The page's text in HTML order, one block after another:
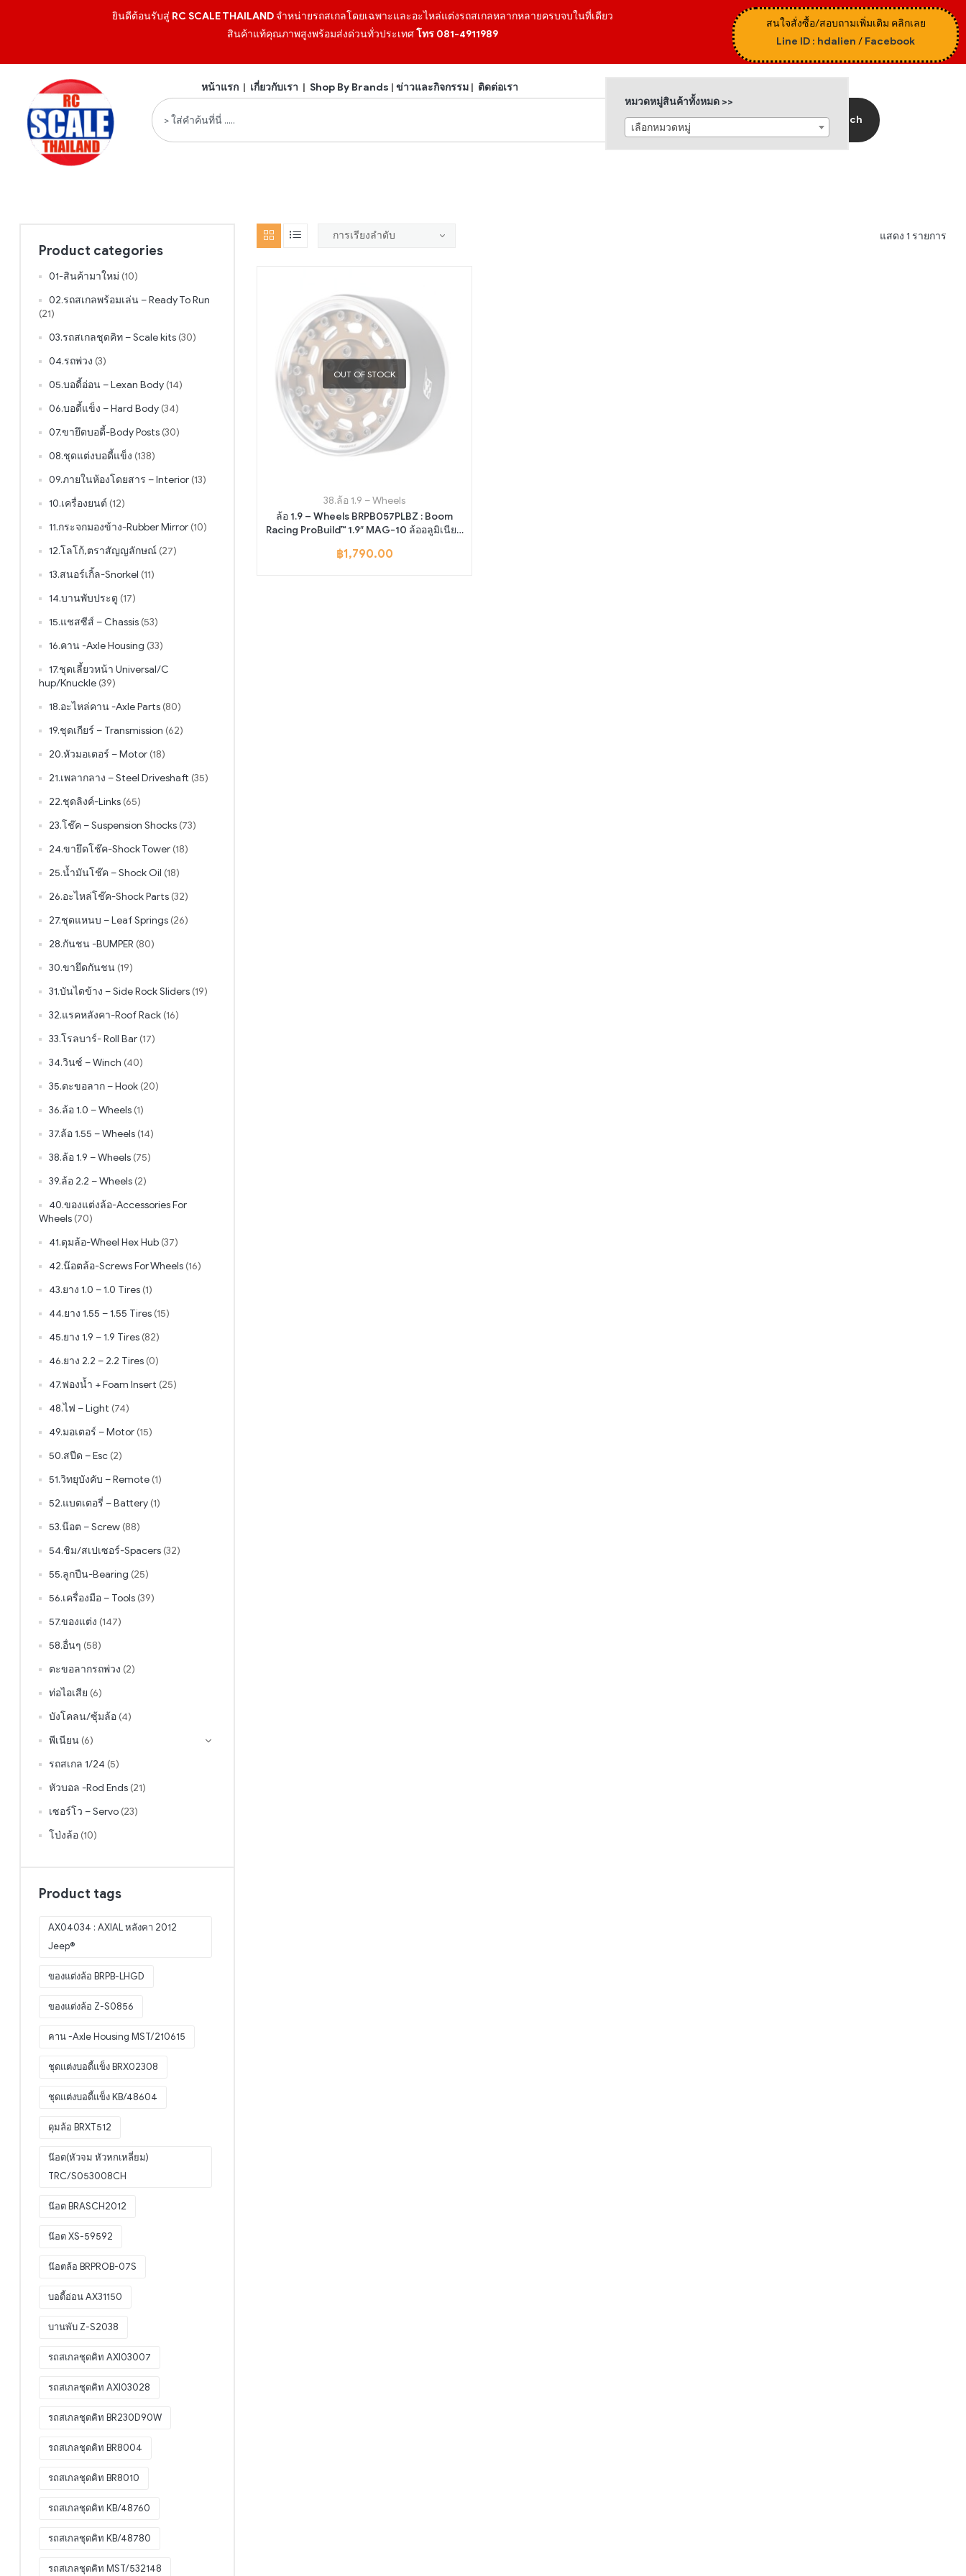
ยินดีต้อนรับสู่ RC SCALE THAILANDจำหน่ายรถสเกลโดยเฉพาะและอะไหล่แต่งรถสเกลหลากหลายครบจบในที่เดียว
สินค้าแท้คุณภาพสูงพร้อมส่งด่วนทั่วประเทศโทร 081-4911989
สนใจสั่งซื้อ/สอบถามเพิ่มเติม คลิกเลย
Line ID : hdalien / Facebook
หน้าแรก| เกี่ยวกับเรา | Shop By Brands | ข่าวและกิจกรรม| ติดต่อเรา
Search
หมวดหมู่สินค้าทั้งหมด >>
เลือกหมวดหมู่
แสดง 1 รายการ
OUT OF STOCK
38.ล้อ 1.9 – Wheels
ล้อ 1.9 – Wheels BRPB057PLBZ : Boom
Racing ProBuild™ 1.9″ MAG-10 ล้ออลูมิเนียม
฿1,790.00
Product categories
01-สินค้ามาใหม่ (10)
02.รถสเกลพร้อมเล่น – Ready To Run
(21)
03.รถสเกลชุดคิท – Scale kits (30)
04.รถพ่วง (3)
05.บอดี้อ่อน – Lexan Body (14)
06.บอดี้แข็ง – Hard Body (34)
07.ขายึดบอดี้-Body Posts (30)
08.ชุดแต่งบอดี้แข็ง (138)
09.ภายในห้องโดยสาร – Interior (13)
10.เครื่องยนต์ (12)
11.กระจกมองข้าง-Rubber Mirror (10)
12.โลโก้,ตราสัญญลักษณ์ (27)
13.สนอร์เกิ้ล-Snorkel (11)
14.บานพับประตู (17)
15.แชสซีส์ – Chassis (53)
16.คาน -Axle Housing (33)
17.ชุดเลี้ยวหน้า Universal/C
hup/Knuckle (39)
18.อะไหล่คาน -Axle Parts (80)
19.ชุดเกียร์ – Transmission (62)
20.หัวมอเตอร์ – Motor (18)
21.เพลากลาง – Steel Driveshaft (35)
22.ชุดลิงค์-Links (65)
23.โช๊ค – Suspension Shocks (73)
24.ขายึดโช๊ค-Shock Tower (18)
25.น้ำมันโช๊ค – Shock Oil (18)
26.อะไหล่โช๊ค-Shock Parts (32)
27.ชุดแหนบ – Leaf Springs (26)
28.กันชน -BUMPER (80)
30.ขายึดกันชน (19)
31.บันไดข้าง – Side Rock Sliders (19)
32.แรคหลังคา-Roof Rack (16)
33.โรลบาร์- Roll Bar (17)
34.วินซ์ – Winch (40)
35.ตะขอลาก – Hook (20)
36.ล้อ 1.0 – Wheels (1)
37.ล้อ 1.55 – Wheels (14)
38.ล้อ 1.9 – Wheels (75)
39.ล้อ 2.2 – Wheels (2)
40.ของแต่งล้อ-Accessories For
Wheels (70)
41.ดุมล้อ-Wheel Hex Hub (37)
42.น๊อตล้อ-Screws For Wheels (16)
43.ยาง 1.0 – 1.0 Tires (1)
44.ยาง 1.55 – 1.55 Tires (15)
45.ยาง 1.9 – 1.9 Tires (82)
46.ยาง 2.2 – 2.2 Tires (0)
47.ฟองน้ำ + Foam Insert (25)
48.ไฟ – Light (74)
49.มอเตอร์ – Motor (15)
50.สปีด – Esc (2)
51.วิทยุบังคับ – Remote (1)
52.แบตเตอรี่ – Battery (1)
53.น๊อต – Screw (88)
54.ชิม/สเปเซอร์-Spacers (32)
55.ลูกปืน-Bearing (25)
56.เครื่องมือ – Tools (39)
57.ของแต่ง (147)
58.อื่นๆ (58)
ตะขอลากรถพ่วง (2)
ท่อไอเสีย (6)
บังโคลน/ซุ้มล้อ (4)
พีเนียน (6)
รถสเกล 1/24 (5)
หัวบอล -Rod Ends (21)
เซอร์โว – Servo (23)
โป่งล้อ (10)
Product tags
AX04034 : AXIAL หลังคา 2012
Jeep®
ของแต่งล้อ BRPB-LHGD
ของแต่งล้อ Z-S0856
คาน -Axle Housing MST/210615
ชุดแต่งบอดี้แข็ง BRX02308
ชุดแต่งบอดี้แข็ง KB/48604
ดุมล้อ BRXT512
น๊อต(หัวจม หัวหกเหลี่ยม)
TRC/S053008CH
น๊อต BRASCH2012
น๊อต XS-59592
น๊อตล้อ BRPROB-07S
บอดี้อ่อน AX31150
บานพับ Z-S2038
รถสเกลชุดคิท AXI03007
รถสเกลชุดคิท AXI03028
รถสเกลชุดคิท BR230D90W
รถสเกลชุดคิท BR8004
รถสเกลชุดคิท BR8010
รถสเกลชุดคิท KB/48760
รถสเกลชุดคิท KB/48780
รถสเกลชุดคิท MST/532148